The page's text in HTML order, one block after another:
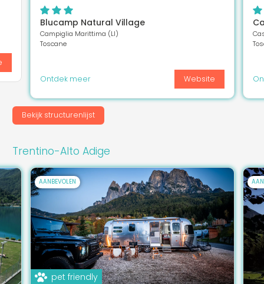
Blucamp Natural Village
Campiglia Marittima (LI)
Toscane
Ontdek meer Website
Bekijk structurenlijst
Trentino-Alto Adige
AANBEVOLEN
pet friendly